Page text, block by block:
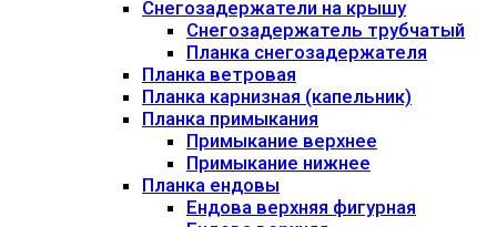
Снегозадержатели на крышу
Снегозадержатель трубчатый
Планка снегозадержателя
Планка ветровая
Планка карнизная (капельник)
Планка примыкания
Примыкание верхнее
Примыкание нижнее
Планка ендовы
Ендова верхняя фигурная